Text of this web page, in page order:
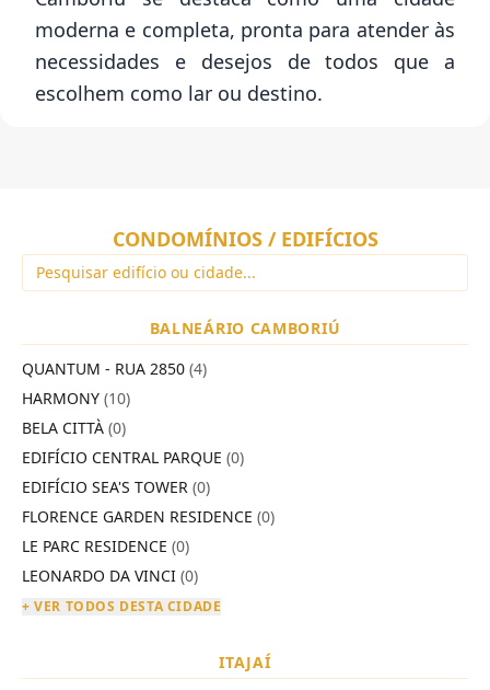
moderna e completa, pronta para atender às
necessidades e desejos de todos que a
escolhem como lar ou destino.
CONDOMÍNIOS / EDIFÍCIOS
BALNEÁRIO CAMBORIÚ
QUANTUM - RUA 2850 (4)
HARMONY (10)
BELA CITTÀ (0)
EDIFÍCIO CENTRAL PARQUE (0)
EDIFÍCIO SEA'S TOWER (0)
FLORENCE GARDEN RESIDENCE (0)
LE PARC RESIDENCE (0)
LEONARDO DA VINCI (0)
+ VER TODOS DESTA CIDADE
ITAJAÍ